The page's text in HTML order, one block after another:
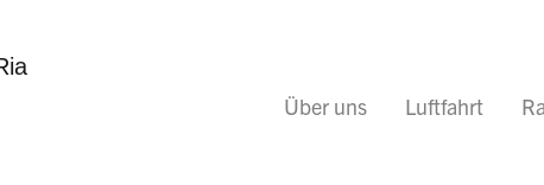
Über uns Luftfahrt